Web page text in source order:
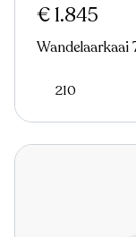
€ 1.845
210